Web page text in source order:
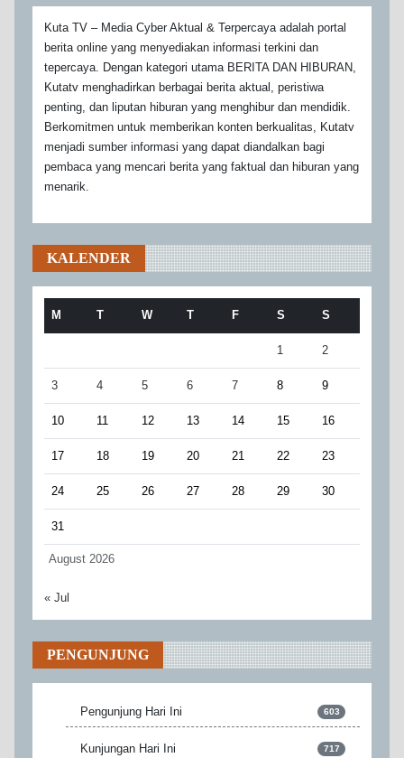
Kuta TV – Media Cyber Aktual & Terpercaya adalah portal
berita online yang menyediakan informasi terkini dan
tepercaya. Dengan kategori utama BERITA DAN HIBURAN,
Kutatv menghadirkan berbagai berita aktual, peristiwa
penting, dan liputan hiburan yang menghibur dan mendidik.
Berkomitmen untuk memberikan konten berkualitas, Kutatv
menjadi sumber informasi yang dapat diandalkan bagi
pembaca yang mencari berita yang faktual dan hiburan yang
menarik.
KALENDER
August 2026
M T W T F S S
1 2
3 4 5 6 7 8 9
10 11 12 13 14 15 16
17 18 19 20 21 22 23
24 25 26 27 28 29 30
31
« Jul
PENGUNJUNG
Pengunjung Hari Ini 603
Kunjungan Hari Ini 717